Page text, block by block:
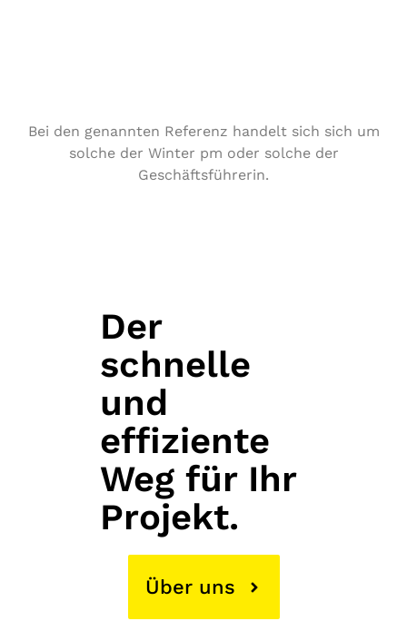
Bei den genannten Referenz handelt sich sich um
solche der Winter pm oder solche der
Geschäftsführerin.
Der
schnelle
und
effiziente
Weg für Ihr
Projekt.
Über uns